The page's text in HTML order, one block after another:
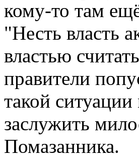
кому-то там
"Несть власть
властью
правители
такой
заслужить
Помазанника.